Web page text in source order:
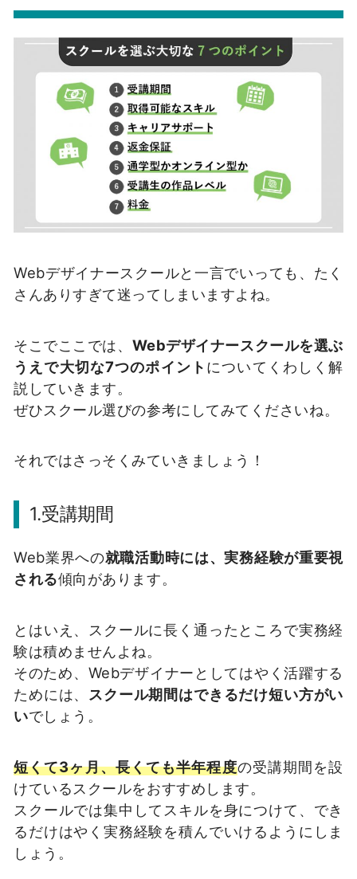
Webデザイナースクールと一言でいっても、たく
さんありすぎて迷ってしまいますよね。
そこでここでは、 Webデザイナースクールを選ぶ
うえで大切な7つのポイント についてくわしく解
説していきます。
ぜひスクール選びの参考にしてみてくださいね。
それではさっそくみていきましょう！
1.受講期間
Web業界への就職活動時には、実務経験が重要視
される傾向があります。
とはいえ、スクールに長く通ったところで実務経
験は積めませんよね。
そのため、Webデザイナーとしてはやく活躍する
ためには、 スクール期間はできるだけ短い方がい
いでしょう。
短くて3ヶ月、長くても半年程度の受講期間を設
けているスクールをおすすめします。
スクールでは集中してスキルを身につけて、でき
るだけはやく実務経験を積んでいけるようにしま
しょう。